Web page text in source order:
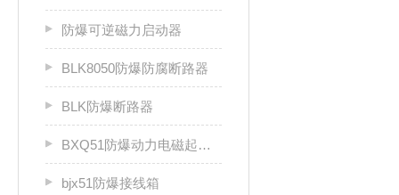
防爆可逆磁力启动器
BLK8050防爆防腐断路器
BLK防爆断路器
BXQ51防爆动力电磁起动箱
bjx51防爆接线箱